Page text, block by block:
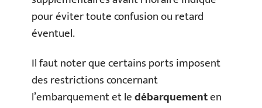
pour éviter toute confusion ou retard
éventuel.
Il faut noter que certains ports imposent
des restrictions concernant
l’embarquement et ledébarquementen